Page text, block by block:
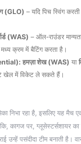
(GLO) – यदि पिच स्विंग
(WAS) – ऑल-राउंडर
क्रम में बैटिंग करता है।
हमज़ा शेख (WAS) या
खेल में विकेट ले सकते हैं।
निभा रहा है, इसलिए यह मैच
कागज पर, ग्लूसेस्टर्सशायर का
उन्हें पसंदीदा टीम बनाती है।